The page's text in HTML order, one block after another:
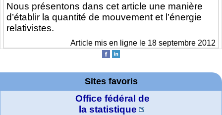
Nous présentons dans cet article une manière
d’établir la quantité de mouvement et l’énergie
relativistes.
Article mis en ligne le 18 septembre 2012
Sites favoris
Office fédéral de
la statistique